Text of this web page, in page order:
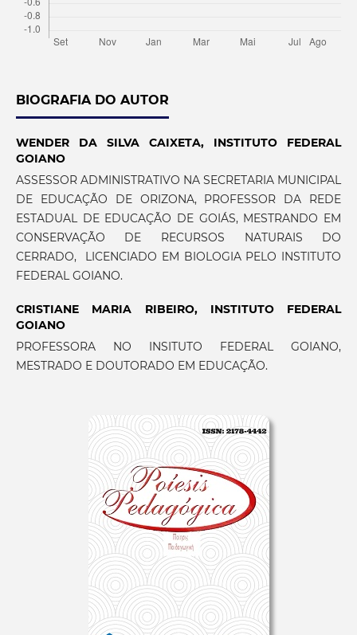
BIOGRAFIA DO AUTOR
WENDER DA SILVA CAIXETA, INSTITUTO FEDERAL
GOIANO
ASSESSOR ADMINISTRATIVO NA SECRETARIA MUNICIPAL
DE EDUCAÇÃO DE ORIZONA, PROFESSOR DA REDE
ESTADUAL DE EDUCAÇÃO DE GOIÁS, MESTRANDO EM
CONSERVAÇÃO DE RECURSOS NATURAIS DO
CERRADO, LICENCIADO EM BIOLOGIA PELO INSTITUTO
FEDERAL GOIANO.
CRISTIANE MARIA RIBEIRO, INSTITUTO FEDERAL
GOIANO
PROFESSORA NO INSITUTO FEDERAL GOIANO,
MESTRADO E DOUTORADO EM EDUCAÇÃO.